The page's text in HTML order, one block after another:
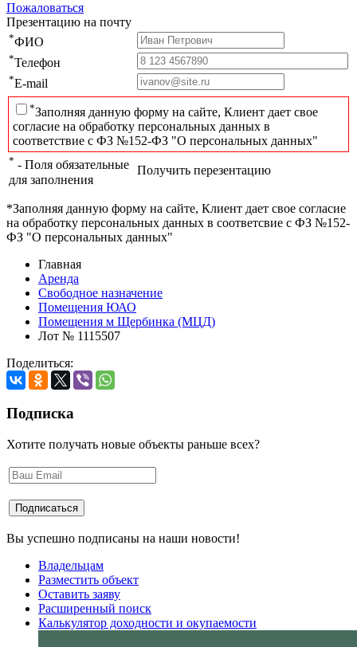
Пожаловаться
Презентацию на почту
*ФИО
*Телефон
*E-mail
*Заполняя данную форму на сайте, Клиент дает свое
согласие на обработку персональных данных в
соответствие с ФЗ №152-ФЗ "О персональных данных"
* - Поля обязательные
для заполнения
Получить перезентацию
*Заполняя данную форму на сайте, Клиент дает свое согласие
на обработку персональных данных в соответсвие с ФЗ №152-
ФЗ "О персональных данных"
Главная
Аренда
Свободное назначение
Помещения ЮАО
Помещения м Щербинка (МЦД)
Лот № 1115507
Поделиться:
Подписка
Хотите получать новые объекты раньше всех?
Вы успешно подписаны на наши новости!
Владельцам
Разместить объект
Оставить заяву
Расширенный поиск
Калькулятор доходности и окупаемости